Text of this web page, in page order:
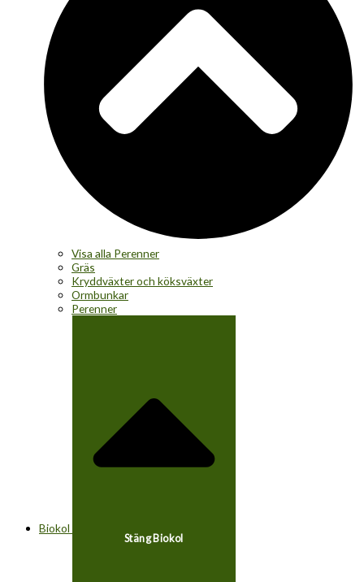
Visa alla Perenner
Gräs
Kryddväxter och köksväxter
Ormbunkar
Perenner
Biokol
Stäng Biokol